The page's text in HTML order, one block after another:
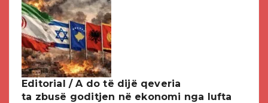
Editorial / A do të dijë qeveria
ta zbusë goditjen në ekonomi nga lufta